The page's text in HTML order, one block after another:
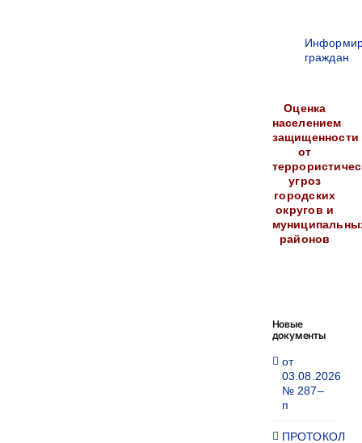
граждан
Оценка
населением
защищенности
от
угроз
городских
округов и
районов
Новые
документы
от
03.08.2026
№ 287–
п
ПРОТОКОЛ